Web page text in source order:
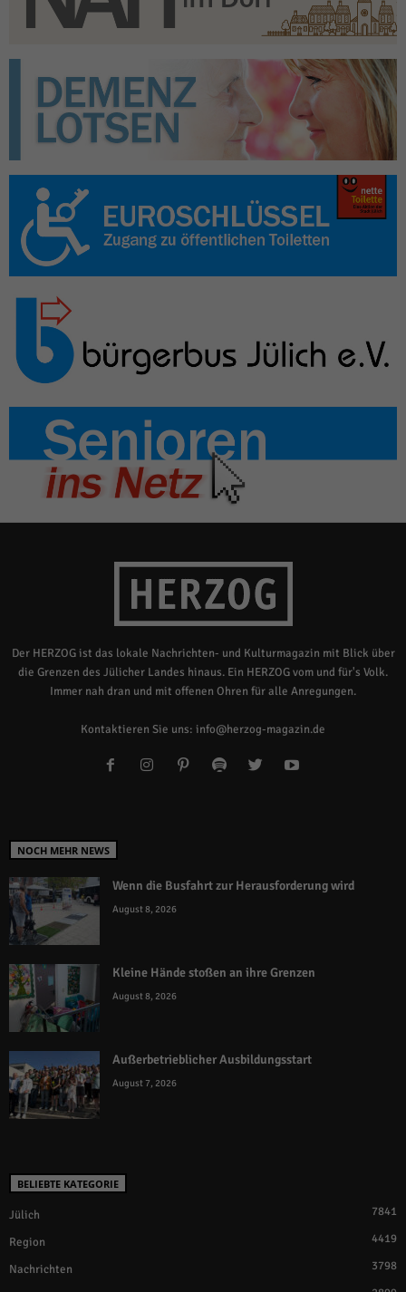
Der HERZOG ist das lokale Nachrichten- und Kulturmagazin mit Blick über
die Grenzen des Jülicher Landes hinaus. Ein HERZOG vom und für's Volk.
Immer nah dran und mit offenen Ohren für alle Anregungen.
Kontaktieren Sie uns: info@herzog-magazin.de
NOCH MEHR NEWS
Wenn die Busfahrt zur Herausforderung wird
August 8, 2026
Kleine Hände stoßen an ihre Grenzen
August 8, 2026
Außerbetrieblicher Ausbildungsstart
August 7, 2026
BELIEBTE KATEGORIE
Jülich 7841
Region 4419
Nachrichten 3798